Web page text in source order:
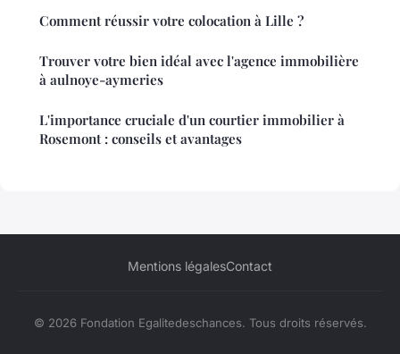
Comment réussir votre colocation à Lille ?
Trouver votre bien idéal avec l'agence immobilière
à aulnoye-aymeries
L'importance cruciale d'un courtier immobilier à
Rosemont : conseils et avantages
Mentions légalesContact
© 2026 Fondation Egalitedeschances. Tous droits réservés.